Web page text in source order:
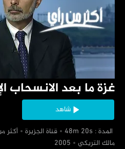
‏غزة ما بعد الانسحاب
شاهد
‏ المدة : 48m 20s
‏قناة الجزيرة ‏أكثر
‏مالك التريكي